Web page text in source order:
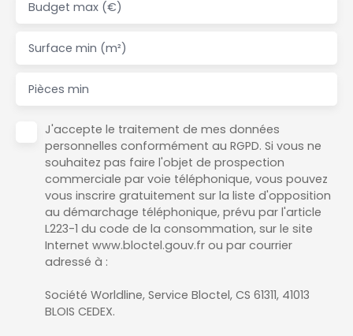
Budget max (€)
Surface min (m²)
Pièces min
J'accepte le traitement de mes données
personnelles conformément au RGPD. Si vous ne
souhaitez pas faire l'objet de prospection
commerciale par voie téléphonique, vous pouvez
vous inscrire gratuitement sur la liste d'opposition
au démarchage téléphonique, prévu par l'article
L223-1 du code de la consommation, sur le site
Internet www.bloctel.gouv.fr ou par courrier
adressé à :
Société Worldline, Service Bloctel, CS 61311, 41013
BLOIS CEDEX.